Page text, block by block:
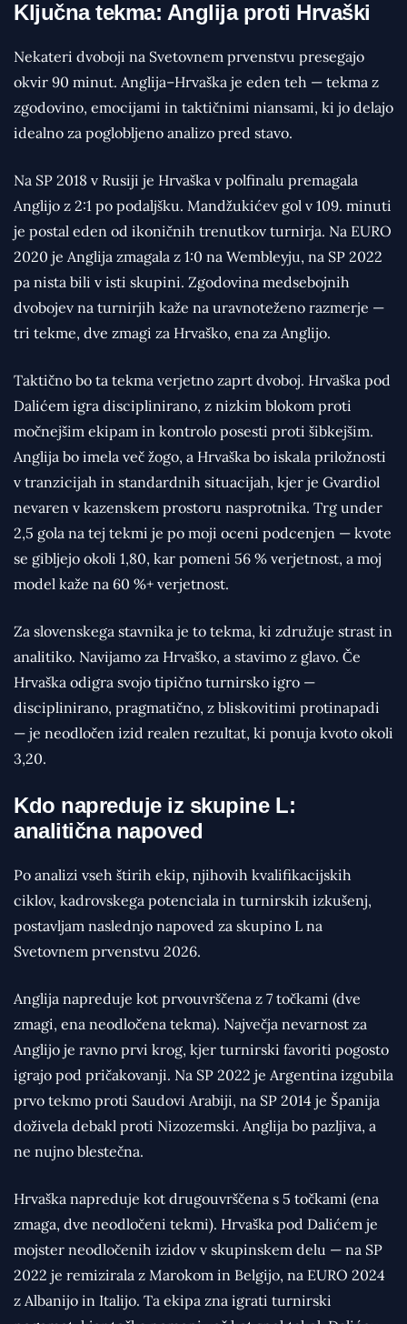
Ključna tekma: Anglija proti Hrvaški
Nekateri dvoboji na Svetovnem prvenstvu presegajo
okvir 90 minut. Anglija–Hrvaška je eden teh — tekma z
zgodovino, emocijami in taktičnimi niansami, ki jo delajo
idealno za poglobljeno analizo pred stavo.
Na SP 2018 v Rusiji je Hrvaška v polfinalu premagala
Anglijo z 2:1 po podaljšku. Mandžukićev gol v 109. minuti
je postal eden od ikoničnih trenutkov turnirja. Na EURO
2020 je Anglija zmagala z 1:0 na Wembleyju, na SP 2022
pa nista bili v isti skupini. Zgodovina medsebojnih
dvobojev na turnirjih kaže na uravnoteženo razmerje —
tri tekme, dve zmagi za Hrvaško, ena za Anglijo.
Taktično bo ta tekma verjetno zaprt dvoboj. Hrvaška pod
Dalićem igra disciplinirano, z nizkim blokom proti
močnejšim ekipam in kontrolo posesti proti šibkejšim.
Anglija bo imela več žogo, a Hrvaška bo iskala priložnosti
v tranzicijah in standardnih situacijah, kjer je Gvardiol
nevaren v kazenskem prostoru nasprotnika. Trg under
2,5 gola na tej tekmi je po moji oceni podcenjen — kvote
se gibljejo okoli 1,80, kar pomeni 56 % verjetnost, a moj
model kaže na 60 %+ verjetnost.
Za slovenskega stavnika je to tekma, ki združuje strast in
analitiko. Navijamo za Hrvaško, a stavimo z glavo. Če
Hrvaška odigra svojo tipično turnirsko igro —
disciplinirano, pragmatično, z bliskovitimi protinapadi
— je neodločen izid realen rezultat, ki ponuja kvoto okoli
3,20.
Kdo napreduje iz skupine L:
analitična napoved
Po analizi vseh štirih ekip, njihovih kvalifikacijskih
ciklov, kadrovskega potenciala in turnirskih izkušenj,
postavljam naslednjo napoved za skupino L na
Svetovnem prvenstvu 2026.
Anglija napreduje kot prvouvrščena z 7 točkami (dve
zmagi, ena neodločena tekma). Največja nevarnost za
Anglijo je ravno prvi krog, kjer turnirski favoriti pogosto
igrajo pod pričakovanji. Na SP 2022 je Argentina izgubila
prvo tekmo proti Saudovi Arabiji, na SP 2014 je Španija
doživela debakl proti Nizozemski. Anglija bo pazljiva, a
ne nujno blestečna.
Hrvaška napreduje kot drugouvrščena s 5 točkami (ena
zmaga, dve neodločeni tekmi). Hrvaška pod Dalićem je
mojster neodločenih izidov v skupinskem delu — na SP
2022 je remizirala z Marokom in Belgijo, na EURO 2024
z Albanijo in Italijo. Ta ekipa zna igrati turnirski